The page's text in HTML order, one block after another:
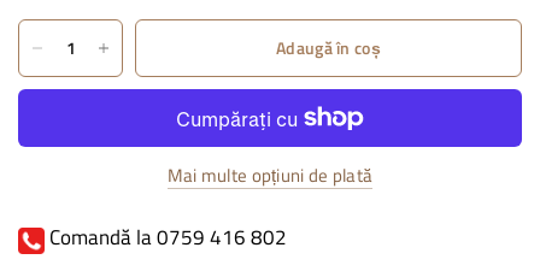
Adaugă în coș
Mai multe opțiuni de plată
Comandă la 0759 416 802